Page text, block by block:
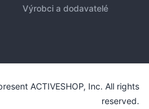
Výrobci a dodavatelé
ACTIVESHOP, Inc. All rights
reserved.